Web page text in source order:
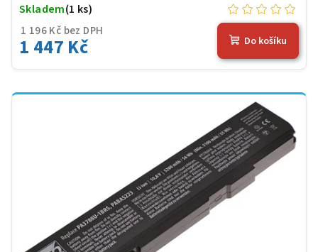
1 196 Kč bez DPH
1 447 Kč
Skladem(1 ks)
Do košíku